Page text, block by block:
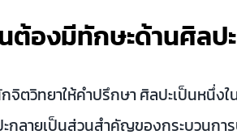
ต้องมีทักษะด้านศิลป
จิตวิทยาให้คำปรึกษา ศิลปะเป็นหนึ่ง
กลายเป็นส่วนสำคัญของกระบวนก